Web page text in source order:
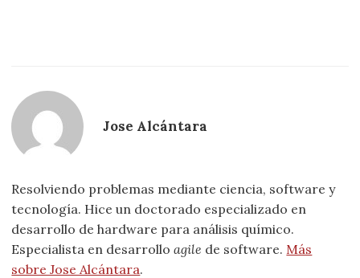
Jose Alcántara
Resolviendo problemas mediante ciencia, software y
tecnología. Hice un doctorado especializado en
desarrollo de hardware para análisis químico.
Especialista en desarrolloagile de software. Más
sobre Jose Alcántara.